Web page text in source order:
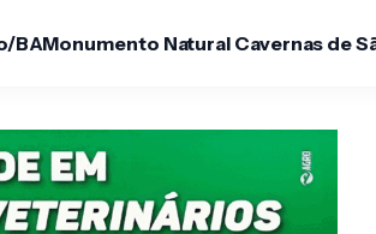
BAMonumento Natural Cavernas de